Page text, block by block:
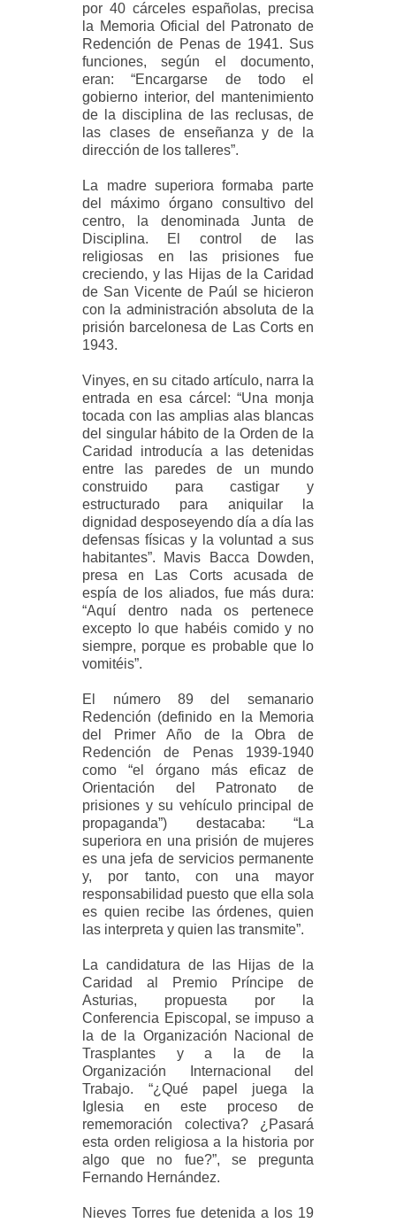
por 40 cárceles españolas, precisa
la Memoria Oficial del Patronato de
Redención de Penas de 1941. Sus
funciones, según el documento,
eran: “Encargarse de todo el
gobierno interior, del mantenimiento
de la disciplina de las reclusas, de
las clases de enseñanza y de la
dirección de los talleres”.
La madre superiora formaba parte
del máximo órgano consultivo del
centro, la denominada Junta de
Disciplina. El control de las
religiosas en las prisiones fue
creciendo, y las Hijas de la Caridad
de San Vicente de Paúl se hicieron
con la administración absoluta de la
prisión barcelonesa de Las Corts en
1943.
Vinyes, en su citado artículo, narra la
entrada en esa cárcel: “Una monja
tocada con las amplias alas blancas
del singular hábito de la Orden de la
Caridad introducía a las detenidas
entre las paredes de un mundo
construido para castigar y
estructurado para aniquilar la
dignidad desposeyendo día a día las
defensas físicas y la voluntad a sus
habitantes”. Mavis Bacca Dowden,
presa en Las Corts acusada de
espía de los aliados, fue más dura:
“Aquí dentro nada os pertenece
excepto lo que habéis comido y no
siempre, porque es probable que lo
vomitéis”.
El número 89 del semanario
Redención (definido en la Memoria
del Primer Año de la Obra de
Redención de Penas 1939-1940
como “el órgano más eficaz de
Orientación del Patronato de
prisiones y su vehículo principal de
propaganda”) destacaba: “La
superiora en una prisión de mujeres
es una jefa de servicios permanente
y, por tanto, con una mayor
responsabilidad puesto que ella sola
es quien recibe las órdenes, quien
las interpreta y quien las transmite”.
La candidatura de las Hijas de la
Caridad al Premio Príncipe de
Asturias, propuesta por la
Conferencia Episcopal, se impuso a
la de la Organización Nacional de
Trasplantes y a la de la
Organización Internacional del
Trabajo. “¿Qué papel juega la
Iglesia en este proceso de
rememoración colectiva? ¿Pasará
esta orden religiosa a la historia por
algo que no fue?”, se pregunta
Fernando Hernández.
Nieves Torres fue detenida a los 19